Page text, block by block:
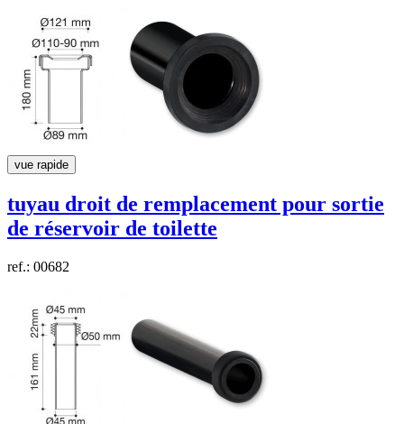
vue rapide
tuyau droit de remplacement pour sortie
de réservoir de toilette
ref.: 00682